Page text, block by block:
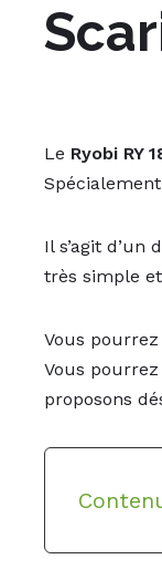
Le Ryobi RY
Il s’agit
très simple
Vous
Vous
proposons